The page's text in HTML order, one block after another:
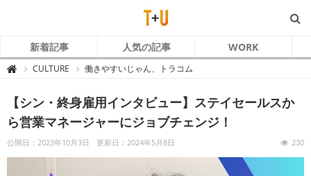
新着記事 人気の記事 WORK

ト
ラ
コ
ム
あ
た
CULTURE 働きやすいじゃん、トラコム
【シン・終身雇用インタビュー】ステイセールスか
ら営業マネージャーにジョブチェンジ！
公開日：2023年10月3日 更新日：2024年5月8日 230